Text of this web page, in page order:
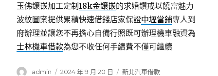
玉佛鑲嵌加工定制18k金鑲嵌的求婚鑽戒以饒富魅力
波紋圖案提供累積快速借錢店家保證中壢當鋪專人到
府辦理並讓您不再擔心自備行照既可辦理機車融資為
士林機車借款為您不收任何手續費不僅可繼續
作
admin
發
2024 年 9 月 20 日
分
新北汽車借款